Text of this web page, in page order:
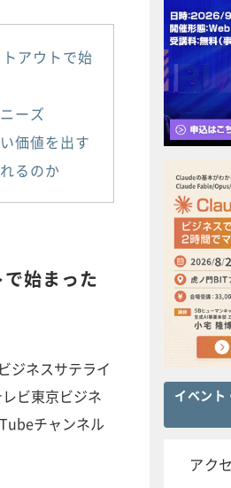
アウトで始
ーズ
価値を出す
るのか
始まった
ジネスサテライ
ビ東京ビジネ
チャンネル
イベント
アク